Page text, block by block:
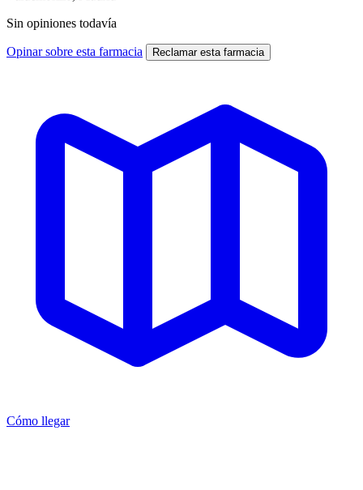
Sin opiniones todavía
Opinar sobre esta farmacia Reclamar esta farmacia
Cómo llegar